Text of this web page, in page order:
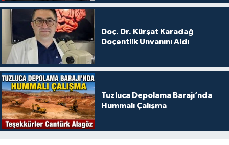
Doç. Dr. Kürşat Karadağ
Doçentlik Unvanını Aldı
Tuzluca Depolama Barajı’nda
Hummalı Çalışma